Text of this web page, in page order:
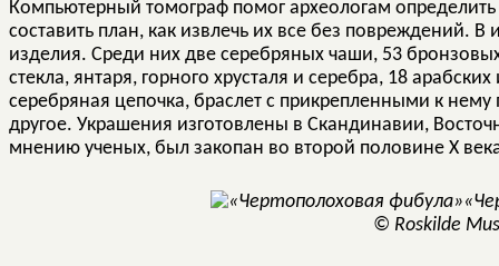
Компьютерный томограф помог археологам
составить план, как извлечь их все без повреждений.
изделия. Среди них две серебряных чаши, 53
стекла, янтаря, горного хрусталя и серебра, 18
серебряная цепочка, браслет с прикрепленными к
другое. Украшения изготовлены в Скандинавии,
мнению ученых, был закопан во второй половине X
© Roskilde